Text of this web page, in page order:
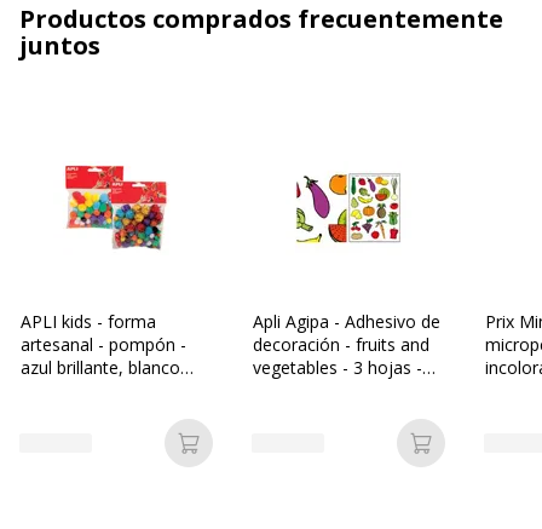
Productos comprados frecuentemente
juntos
APLI kids - forma
artesanal - pompón -
azul brillante, blanco
brillante, verde brillante,Añadir a la cesta
Apli Agipa - Adhesivo de
decoración - fruits and
vegetables - 3 hojas -
Añadir a la
Prix